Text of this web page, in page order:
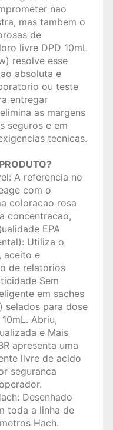
nao
mas tambem o
de
livre DPD 10mL
resolve esse
absoluta e
ou teste
entregar
as margens
seguros e em
tecnicas.
A referencia no
com o
coloracao rosa
concentracao,
EPA
Utiliza o
aceito e
de relatorios
Sem
em saches
selados para dose
Abriu,
e Mais
apresenta uma
livre de acido
seguranca
Desenhado
toda a linha de
Hach.